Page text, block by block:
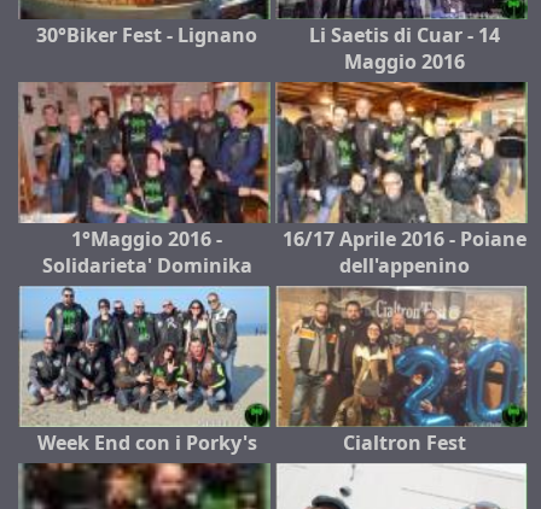
30°Biker Fest - Lignano
Li Saetis di Cuar - 14
Maggio 2016
1°Maggio 2016 -
Solidarieta' Dominika
16/17 Aprile 2016 - Poiane
dell'appenino
Week End con i Porky's Cialtron Fest